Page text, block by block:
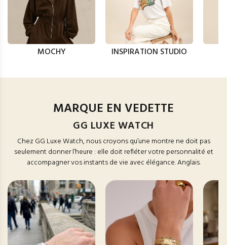
MOCHY INSPIRATION STUDIO
MARQUE EN VEDETTE
GG LUXE WATCH
Chez GG Luxe Watch, nous croyons qu’une montre ne doit pas
seulement donner l’heure : elle doit refléter votre personnalité et
accompagner vos instants de vie avec élégance. Anglais.